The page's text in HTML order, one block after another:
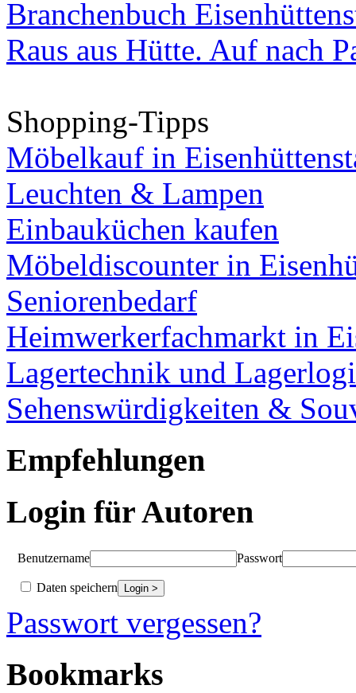
Branchenbuch
Raus aus Hütte. Auf nach
Shopping-Tipps
Möbelkauf in
Leuchten & Lampen
Einbauküchen kaufen
Möbeldiscounter in
Seniorenbedarf
Heimwerkerfachmarkt in
Lagertechnik und
Sehenswürdigkeiten &
Empfehlungen
Login für Autoren
Benutzername Passwort
Daten speichern
Passwort vergessen?
Bookmarks